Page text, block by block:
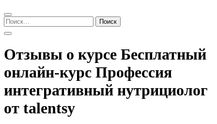
Найти:
Отзывы о курсе Бесплатный
онлайн-курс Профессия
интегративный нутрициолог
от talentsy